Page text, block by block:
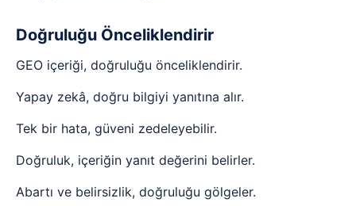
Doğruluğu Önceliklendirir
GEO içeriği, doğruluğu önceliklendirir.
Yapay zekâ, doğru bilgiyi yanıtına alır.
Tek bir hata, güveni zedeleyebilir.
Doğruluk, içeriğin yanıt değerini belirler.
Abartı ve belirsizlik, doğruluğu gölgeler.